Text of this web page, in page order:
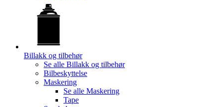
Billakk og tilbehør
Se alle Billakk og tilbehør
Bilbeskyttelse
Maskering
Se alle Maskering
Tape